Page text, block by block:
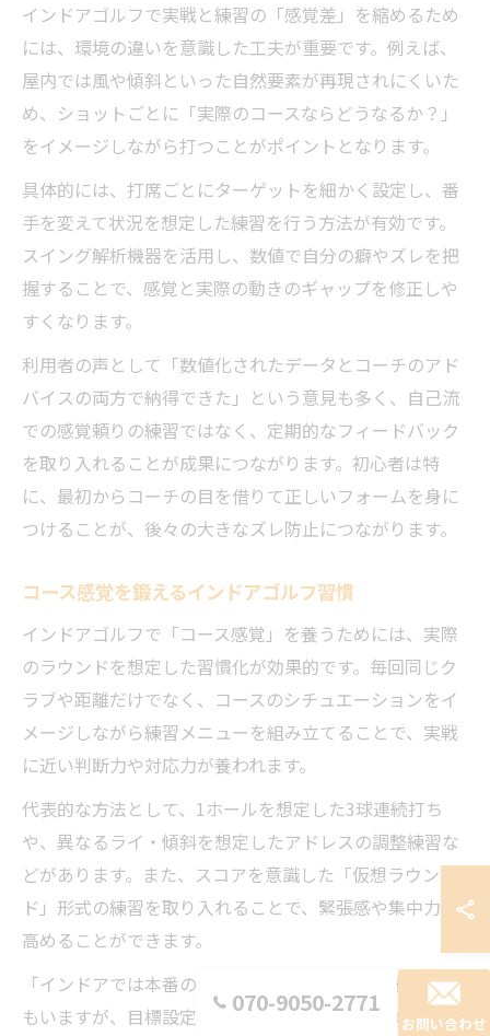
インドアゴルフで実戦と練習の「感覚差」を縮めるため
には、環境の違いを意識した工夫が重要です。例えば、
屋内では風や傾斜といった自然要素が再現されにくいた
め、ショットごとに「実際のコースならどうなるか？」
をイメージしながら打つことがポイントとなります。
具体的には、打席ごとにターゲットを細かく設定し、番
手を変えて状況を想定した練習を行う方法が有効です。
スイング解析機器を活用し、数値で自分の癖やズレを把
握することで、感覚と実際の動きのギャップを修正しや
すくなります。
利用者の声として「数値化されたデータとコーチのアド
バイスの両方で納得できた」という意見も多く、自己流
での感覚頼りの練習ではなく、定期的なフィードバック
を取り入れることが成果につながります。初心者は特
に、最初からコーチの目を借りて正しいフォームを身に
つけることが、後々の大きなズレ防止につながります。
コース感覚を鍛えるインドアゴルフ習慣
インドアゴルフで「コース感覚」を養うためには、実際
のラウンドを想定した習慣化が効果的です。毎回同じク
ラブや距離だけでなく、コースのシチュエーションをイ
メージしながら練習メニューを組み立てることで、実戦
に近い判断力や対応力が養われます。
代表的な方法として、1ホールを想定した3球連続打ち
や、異なるライ・傾斜を想定したアドレスの調整練習な
どがあります。また、スコアを意識した「仮想ラウン
ド」形式の練習を取り入れることで、緊張感や集中力を
高めることができます。
「インドアでは本番の緊張感が得られない」と感じる方
もいますが、目標設定やシミュレーターの活用でプレッ
070-9050-2771
お問い合わせ